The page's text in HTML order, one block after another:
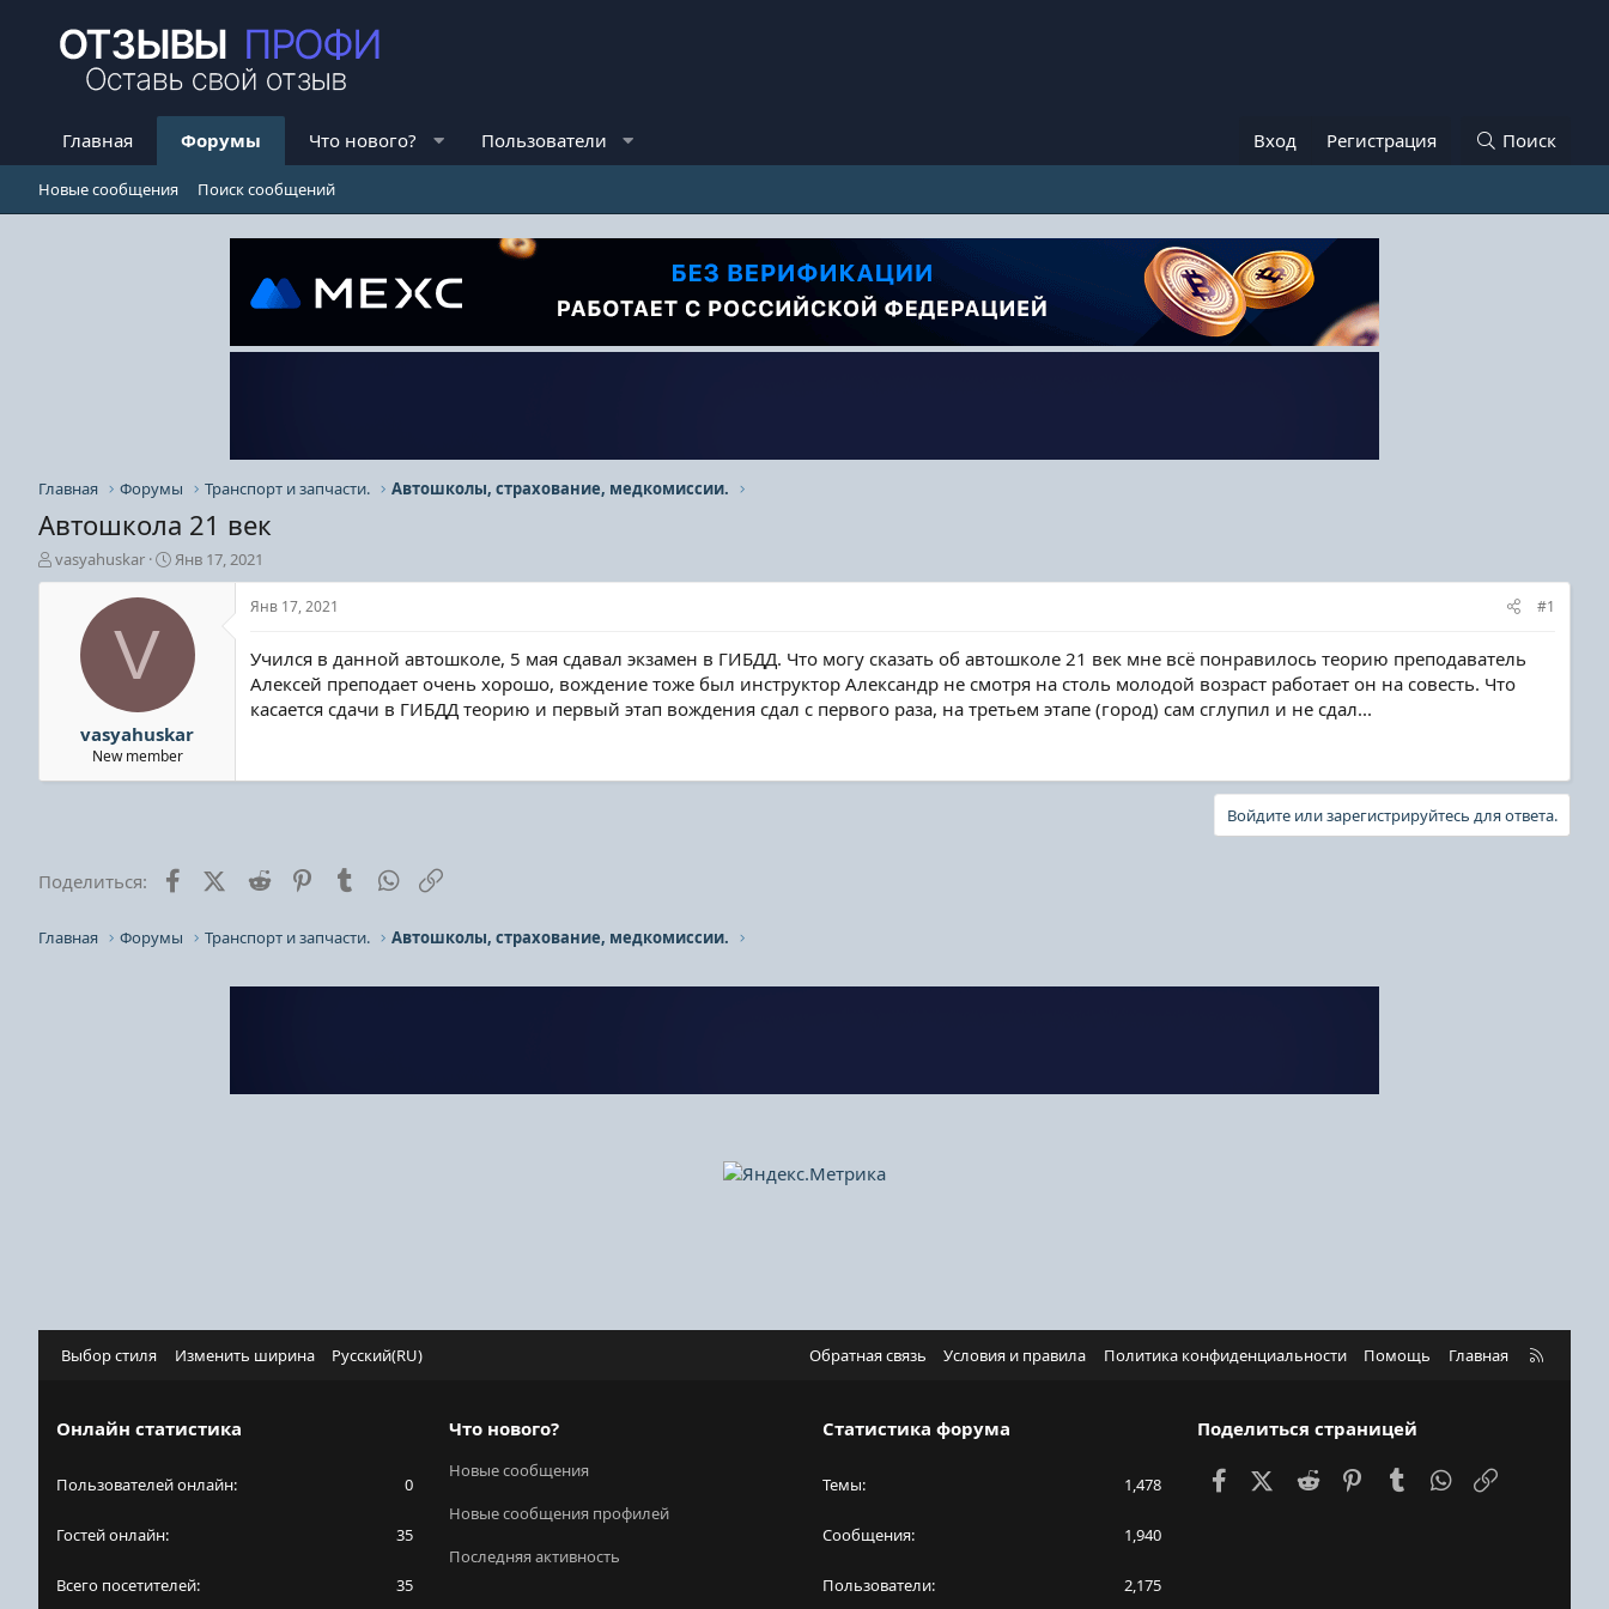
Главная Форумы Что нового? Пользователи Вход Регистрация Поиск
Новые сообщения Поиск сообщений
Главная Форумы Транспорт и запчасти. Автошколы, страхование, медкомиссии.
Автошкола 21 век
А
в
vasyahuskar
Д
а
а
ч
л
а
Янв 17, 2021
V
vasyahuskar
New member
Янв 17, 2021 #1
Учился в данной автошколе, 5 мая сдавал экзамен в ГИБДД. Что могу сказать об автошколе 21 век мне всё понравилось теорию преподаватель
Алексей преподает очень хорошо, вождение тоже был инструктор Александр не смотря на столь молодой возраст работает он на совесть. Что
касается сдачи в ГИБДД теорию и первый этап вождения сдал с первого раза, на третьем этапе (город) сам сглупил и не сдал...
Войдите или зарегистрируйтесь для ответа.
Поделиться: FacebookX (Twitter)
Reddit PinterestTumblr WhatsApp
Главная Форумы Транспорт и запчасти. Автошколы, страхование, медкомиссии.
Выбор стиля Изменить ширина Русский(RU) Обратная связь Условия и правила Политика конфиденциальности Помощь Главная
R
Онлайн статистика
Пользователей онлайн 0
Гостей онлайн 35
Всего посетителей 35
Что нового?
Новые сообщения
Новые сообщения профилей
Последняя активность
Статистика форума
Темы 1,478
Сообщения 1,940
Пользователи 2,175
Поделиться страницей
FacebookX (Twitter)
Reddit PinterestTumblr WhatsApp